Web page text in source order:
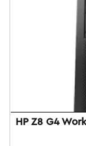
HP Z8 G4